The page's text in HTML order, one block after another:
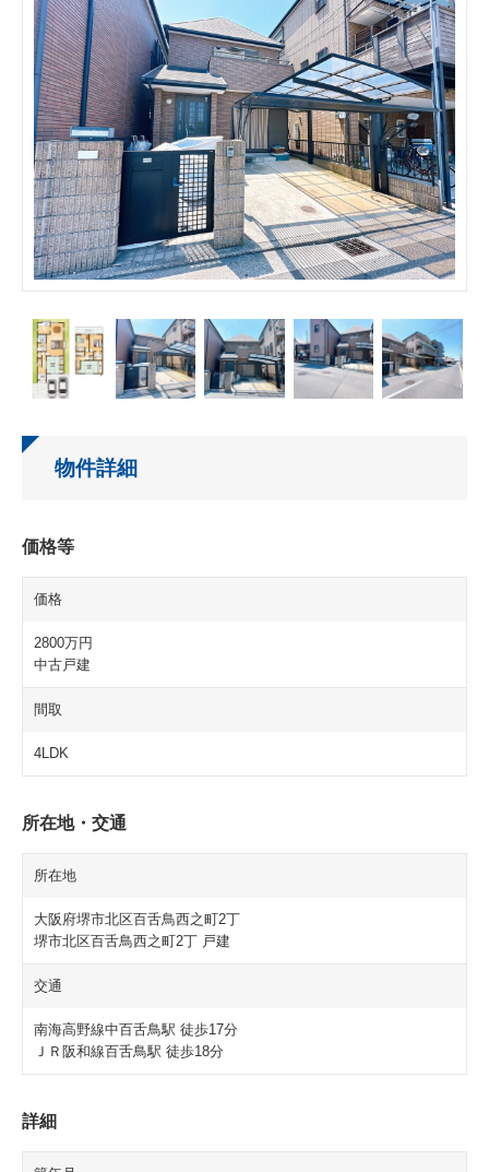
物件詳細
価格等
価格
2800万円
中古戸建
間取
4LDK
所在地・交通
所在地
大阪府堺市北区百舌鳥西之町2丁
堺市北区百舌鳥西之町2丁 戸建
交通
南海高野線中百舌鳥駅 徒歩17分
ＪＲ阪和線百舌鳥駅 徒歩18分
詳細